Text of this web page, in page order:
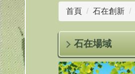
首頁 石在創新
石在場域